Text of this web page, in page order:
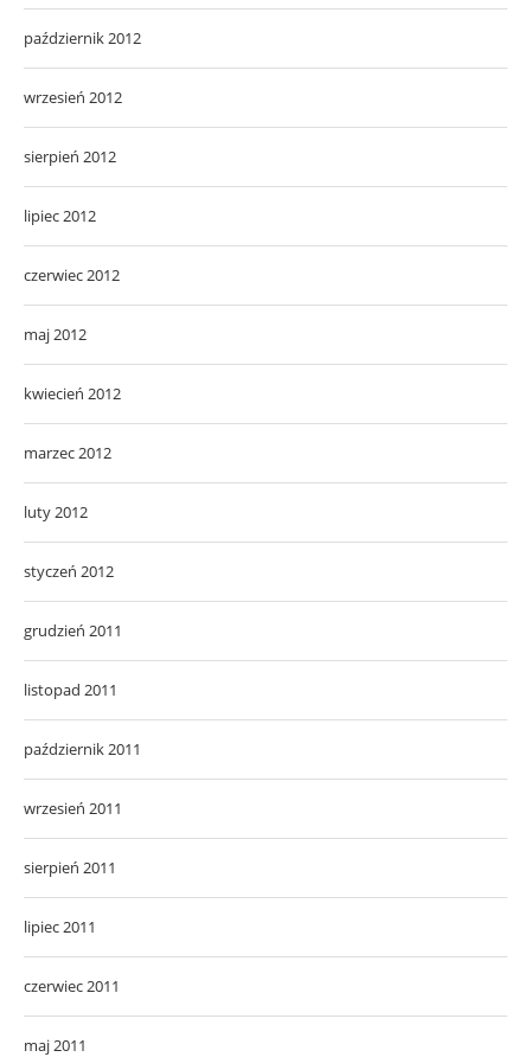
październik 2012
wrzesień 2012
sierpień 2012
lipiec 2012
czerwiec 2012
maj 2012
kwiecień 2012
marzec 2012
luty 2012
styczeń 2012
grudzień 2011
listopad 2011
październik 2011
wrzesień 2011
sierpień 2011
lipiec 2011
czerwiec 2011
maj 2011